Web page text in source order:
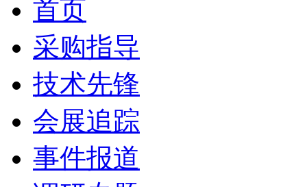
首页
采购指导
技术先锋
会展追踪
事件报道